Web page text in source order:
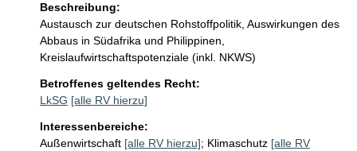
Beschreibung:
Austausch zur deutschen Rohstoffpolitik, Auswirkungen des
Abbaus in Südafrika und Philippinen,
Betroffenes geltendes Recht:
LkSG [alle RV hierzu]
Interessenbereiche:
Außenwirtschaft [alle RV hierzu]; Klimaschutz [alle RV